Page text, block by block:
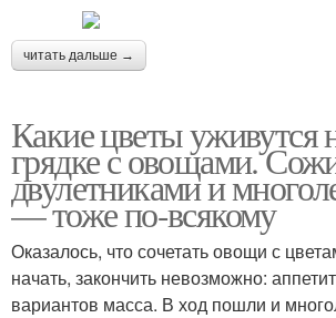
читать дальше →
Какие цветы уживутся
грядке с овощами.
двулетниками и
— тоже по-всякому
Оказалось, что сочетать овощи с
начать, закончить невозможно:
вариантов масса. В ход пошли и